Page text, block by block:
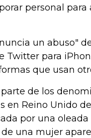
personal para
un abuso"
Twitter para
que usan
de los
en Reino Unido
por una
una mujer